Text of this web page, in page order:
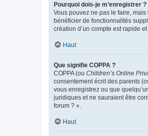
Pourquoi dois-je m’enregistrer ?
Vous pouvez ne pas le faire,
bénéficier de fonctionnalités
création d’un compte est rapide
Haut
Que signifie COPPA ?
COPPA (ou Children’s Online
consentement écrit des parents
vous enregistrez ou que
juridiques et ne sauraient être
forum ? ».
Haut